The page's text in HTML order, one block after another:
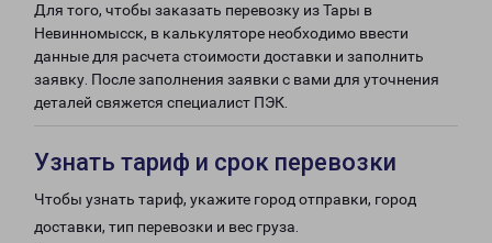
Для того, чтобы заказать перевозку из Тары в
Невинномысск, в калькуляторе необходимо ввести
данные для расчета стоимости доставки и заполнить
заявку. После заполнения заявки с вами для уточнения
деталей свяжется специалист ПЭК.
Узнать тариф и срок перевозки
Чтобы узнать тариф, укажите город отправки, город
доставки, тип перевозки и вес груза.